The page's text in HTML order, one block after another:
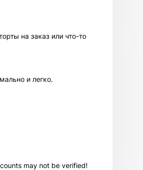
на заказ или что-то
и легко.
may not be verified!